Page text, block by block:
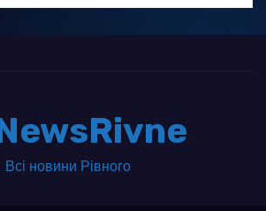
Всі новини Рівного